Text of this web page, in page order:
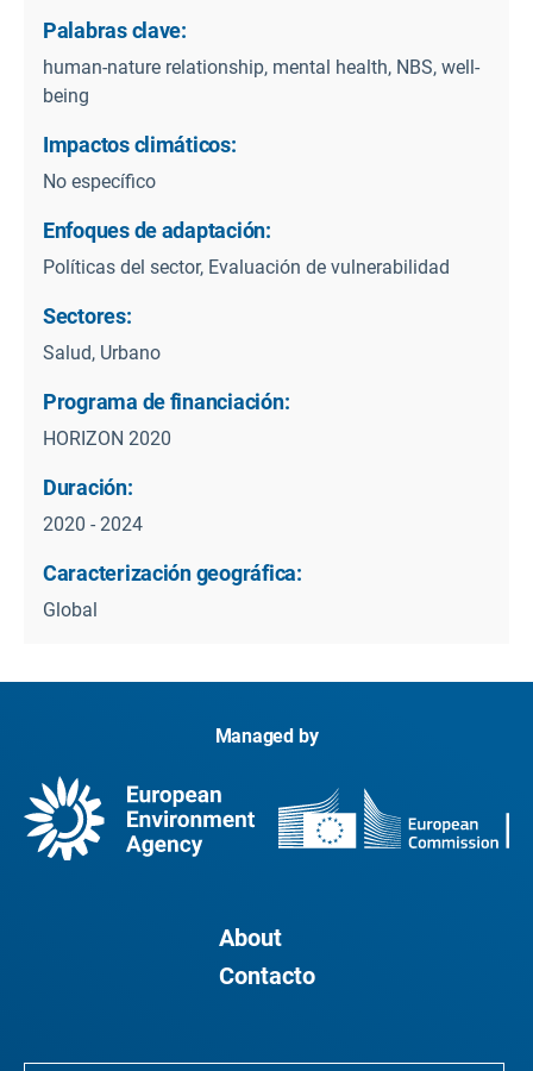
Palabras clave:
human-nature relationship, mental health, NBS, well-
being
Impactos climáticos:
No específico
Enfoques de adaptación:
Políticas del sector, Evaluación de vulnerabilidad
Sectores:
Salud, Urbano
Programa de financiación:
HORIZON 2020
Duración:
2020 - 2024
Caracterización geográfica:
Global
Managed by
About
Contacto